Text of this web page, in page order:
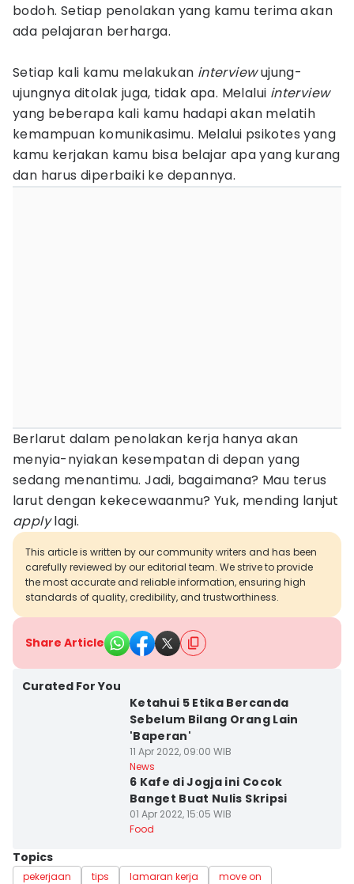
bodoh. Setiap penolakan yang kamu terima akan
ada pelajaran berharga.
Setiap kali kamu melakukan interviewujung-
ujungnya ditolak juga, tidak apa. Melalui interview
yang beberapa kali kamu hadapi akan melatih
kemampuan komunikasimu. Melalui psikotes yang
kamu kerjakan kamu bisa belajar apa yang kurang
dan harus diperbaiki ke depannya.
Berlarut dalam penolakan kerja hanya akan
menyia-nyiakan kesempatan di depan yang
sedang menantimu. Jadi, bagaimana? Mau terus
larut dengan kekecewaanmu? Yuk, mending lanjut
applylagi.
This article is written by our community writers and has been
carefully reviewed by our editorial team. We strive to provide
the most accurate and reliable information, ensuring high
standards of quality, credibility, and trustworthiness.
Share Article
Curated For You
Ketahui 5 Etika Bercanda
Sebelum Bilang Orang Lain
'Baperan'
11 Apr 2022, 09:00 WIB
News
6 Kafe di Jogja ini Cocok
Banget Buat Nulis Skripsi
01 Apr 2022, 15:05 WIB
Food
Topics
pekerjaan tips lamaran kerja
move on